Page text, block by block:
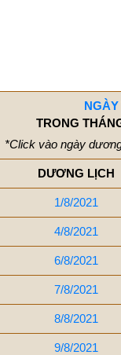
NGÀY
TRONG
*Click vào ngày
DƯƠNG LỊCH
1/8/2021
4/8/2021
6/8/2021
7/8/2021
8/8/2021
9/8/2021